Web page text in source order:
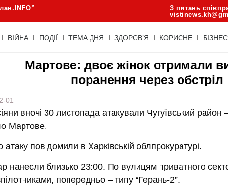
З питань
ВІЙНА ПОДІЇ ТЕМА ДНЯ ЗДОРОВ’Я КОРИСНЕ БІЗНЕС
Мартове: двоє жінок отримали
поранення через обстріл
01
вночі 30 листопада атакували Чугуївський район
Мартове.
атаку повідомили в Харківській облпрокуратурі.
нанесли близько 23:00. По вулицям приватного
попередньо – типу “Герань-2”.